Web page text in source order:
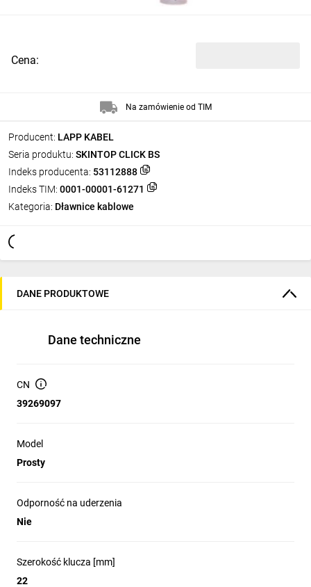
Producent: LAPP KABEL
Seria produktu: SKINTOP CLICK BS
Indeks producenta: 53112888
Indeks TIM: 0001-00001-61271
Kategoria: Dławnice kablowe
Cena:
Na zamówienie od TIM
DANE PRODUKTOWE
Dane techniczne
CN
39269097
Model
Prosty
Odporność na uderzenia
Nie
Szerokość klucza [mm]
22